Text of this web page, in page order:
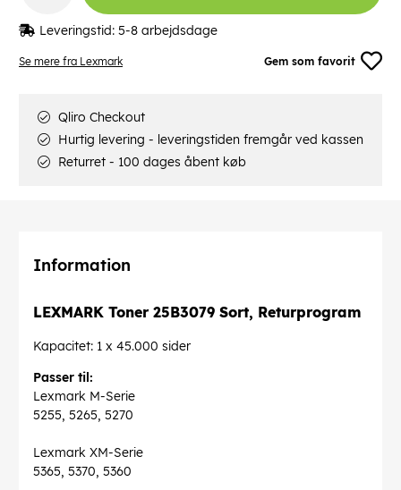
Se mere fra Lexmark Gem som favorit
Leveringstid: 5-8 arbejdsdage
Qliro Checkout
Hurtig levering - leveringstiden fremgår ved kassen
Returret - 100 dages åbent køb
Information
LEXMARK Toner 25B3079 Sort, Returprogram
Kapacitet: 1 x 45.000 sider
Passer til:
Lexmark M-Serie
5255, 5265, 5270
Lexmark XM-Serie
5365, 5370, 5360